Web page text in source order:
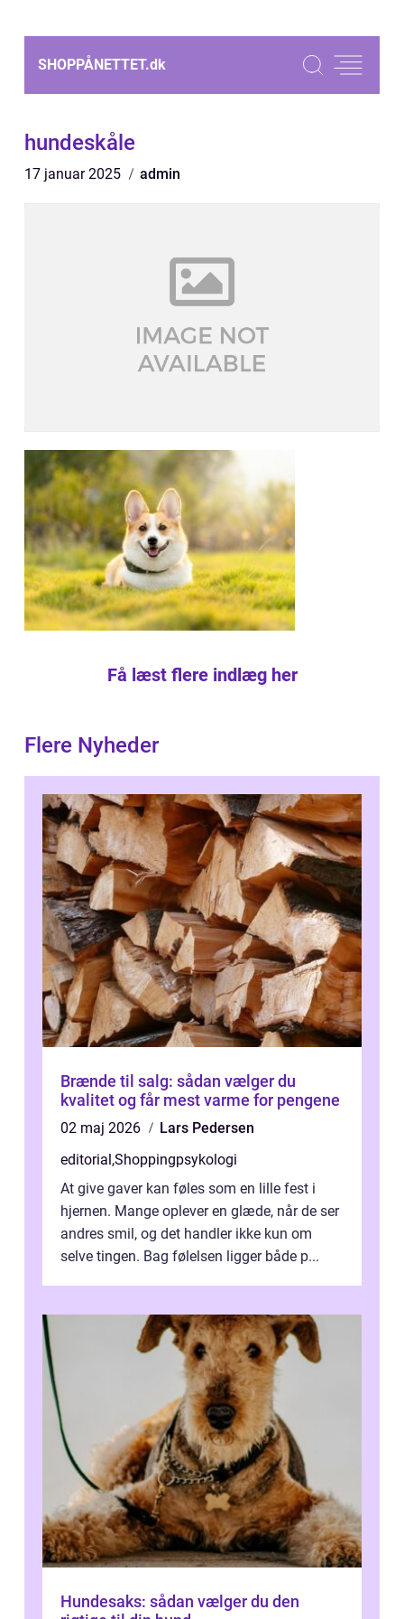
SHOPPÅNETTET.dk
hundeskåle
17 januar 2025 admin
Få læst flere indlæg her
Flere Nyheder
Brænde til salg: sådan vælger du
kvalitet og får mest varme for pengene
02 maj 2026
Lars Pedersen
editorial,Shoppingpsykologi
At give gaver kan føles som en lille fest i
hjernen. Mange oplever en glæde, når de ser
andres smil, og det handler ikke kun om
selve tingen. Bag følelsen ligger både p...
Hundesaks: sådan vælger du den